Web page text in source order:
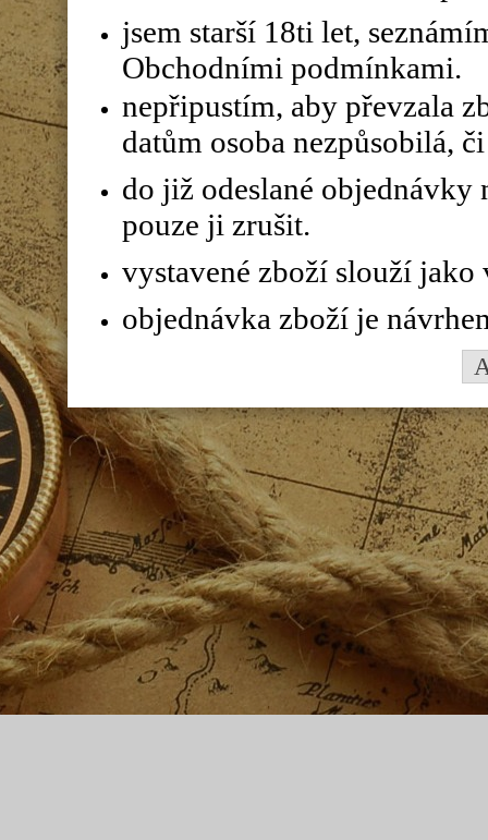
jsem starší 18ti let,
Obchodními podmínkami.
nepřipustím, aby převzala
datům osoba nezpůsobilá,
do již odeslané objednávky
pouze ji zrušit.
vystavené zboží slouží
objednávka zboží je